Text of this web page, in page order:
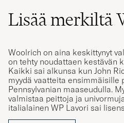
Lisää merkiltä
Woolrich on aina keskittynyt
on tehty noudattaen kestävän
Kaikki sai alkunsa kun John
myydä vaatteita ensimmäisille
Pennsylvanian maaseudulla.
valmistaa peittoja ja
italialainen WP Lavori sai
merkin tuotteita. Nykyään